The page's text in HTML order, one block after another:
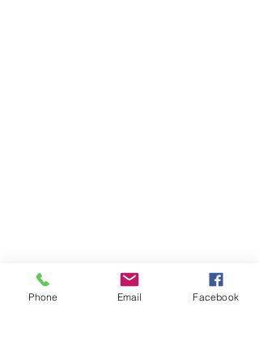
Phone Email Facebook